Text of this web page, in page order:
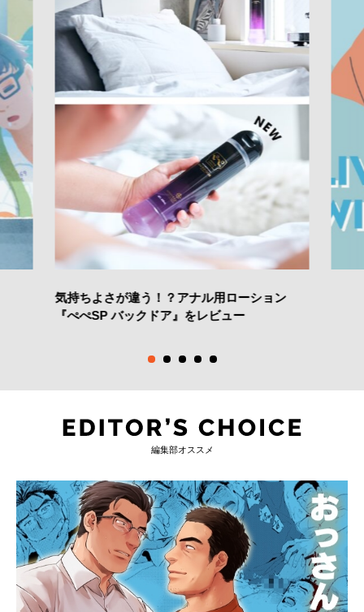
気持ちよさが違う！？アナル用ローション
『ぺぺSP バックドア』をレビュー
編集部オススメ